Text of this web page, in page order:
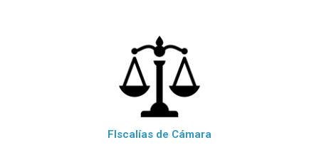
FIscalías de Cámara